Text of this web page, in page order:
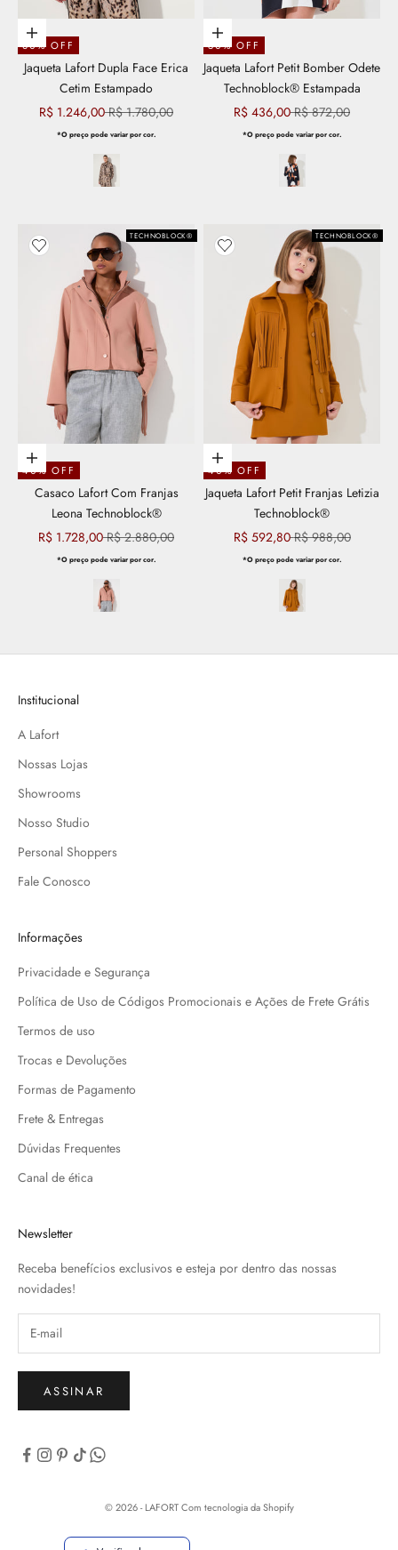
Escolher opções
30% OFF
Jaqueta Lafort Dupla Face Erica
Cetim Estampado
Preço promocional
R$ 1.246,00Preço normal
R$ 1.780,00
*O preço pode variar por cor.
Escolher opções
50% OFF
Jaqueta Lafort Petit Bomber Odete
Technoblock® Estampada
Preço promocional
R$ 436,00Preço normal
R$ 872,00
*O preço pode variar por cor.
TECHNOBLOCK®
Adicionar aos favoritos
Escolher opções
40% OFF
Casaco Lafort Com Franjas
Leona Technoblock®
Preço promocional
R$ 1.728,00Preço normal
R$ 2.880,00
*O preço pode variar por cor.
TECHNOBLOCK®
Adicionar aos favoritos
Escolher opções
40% OFF
Jaqueta Lafort Petit Franjas Letizia
Technoblock®
Preço promocional
R$ 592,80Preço normal
R$ 988,00
*O preço pode variar por cor.
Institucional
A Lafort
Nossas Lojas
Showrooms
Nosso Studio
Personal Shoppers
Fale Conosco
Informações
Privacidade e Segurança
Política de Uso de Códigos Promocionais e Ações de Frete Grátis
Termos de uso
Trocas e Devoluções
Formas de Pagamento
Frete & Entregas
Dúvidas Frequentes
Canal de ética
Newsletter
Receba benefícios exclusivos e esteja por dentro das nossas
novidades!
ASSINAR
© 2026 - LAFORTCom tecnologia da Shopify